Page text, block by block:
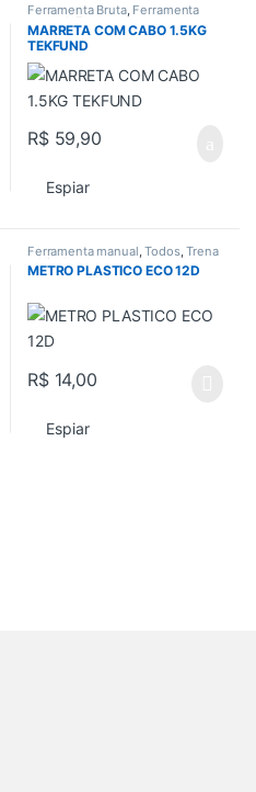
Ferramenta Bruta, Ferramenta
manual,Ferramentas,
Ferramentas em Geral,Todos
MARRETA COM CABO 1.5KG
TEKFUND
R$59,90
Espiar
Ferramenta manual ,Todos,Trena
e Nivel
METRO PLASTICO ECO 12D
R$14,00
Espiar